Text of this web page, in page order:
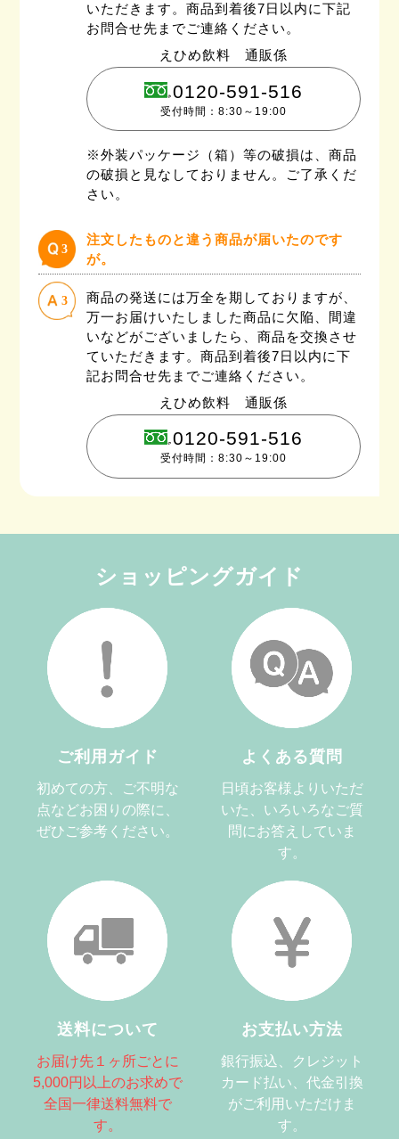
いただきます。商品到着後7日以内に下記
お問合せ先までご連絡ください。
えひめ飲料 通販係
0120-591-516
受付時間：8:30～19:00
※外装パッケージ（箱）等の破損は、商品
の破損と見なしておりません。ご了承くだ
さい。
3
注文したものと違う商品が届いたのです
が。
3
商品の発送には万全を期しておりますが、
万一お届けいたしました商品に欠陥、間違
いなどがございましたら、商品を交換させ
ていただきます。商品到着後7日以内に下
記お問合せ先までご連絡ください。
えひめ飲料 通販係
0120-591-516
受付時間：8:30～19:00
ショッピングガイド
ご利用ガイド
初めての方、ご不明な
点などお困りの際に、
ぜひご参考ください。
よくある質問
日頃お客様よりいただ
いた、いろいろなご質
問にお答えしていま
す。
送料について
お届け先１ヶ所ごとに
5,000円以上のお求めで
全国一律送料無料で
す。
お支払い方法
銀行振込、クレジット
カード払い、代金引換
がご利用いただけま
す。